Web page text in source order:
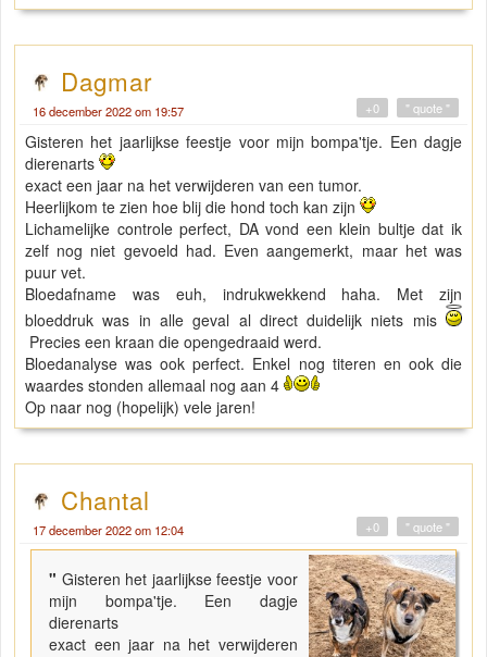
Dagmar
16 december 2022 om 19:57 " quote "
+0
Gisteren het jaarlijkse feestje voor mijn bompa'tje. Een dagje
dierenarts
exact een jaar na het verwijderen van een tumor.
Heerlijkom te zien hoe blij die hond toch kan zijn
Lichamelijke controle perfect, DA vond een klein bultje dat ik
zelf nog niet gevoeld had. Even aangemerkt, maar het was
puur vet.
Bloedafname was euh, indrukwekkend haha. Met zijn
bloeddruk was in alle geval al direct duidelijk niets mis
Precies een kraan die opengedraaid werd.
Bloedanalyse was ook perfect. Enkel nog titeren en ook die
waardes stonden allemaal nog aan 4
Op naar nog (hopelijk) vele jaren!
Chantal
17 december 2022 om 12:04 " quote "
+0
" Gisteren het jaarlijkse feestje voor
mijn bompa'tje. Een dagje
dierenarts
exact een jaar na het verwijderen